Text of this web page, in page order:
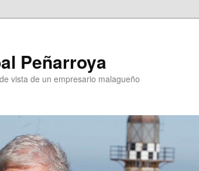
Peñarroya
vista de un empresario malagueño